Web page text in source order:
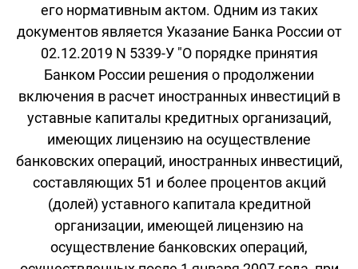
его нормативным актом. Одним из таких
документов является Указание Банка России от
02.12.2019 N 5339-У "О порядке принятия
Банком России решения о продолжении
включения в расчет иностранных инвестиций в
уставные капиталы кредитных организаций,
имеющих лицензию на осуществление
банковских операций, иностранных инвестиций,
составляющих 51 и более процентов акций
(долей) уставного капитала кредитной
организации, имеющей лицензию на
осуществление банковских операций,